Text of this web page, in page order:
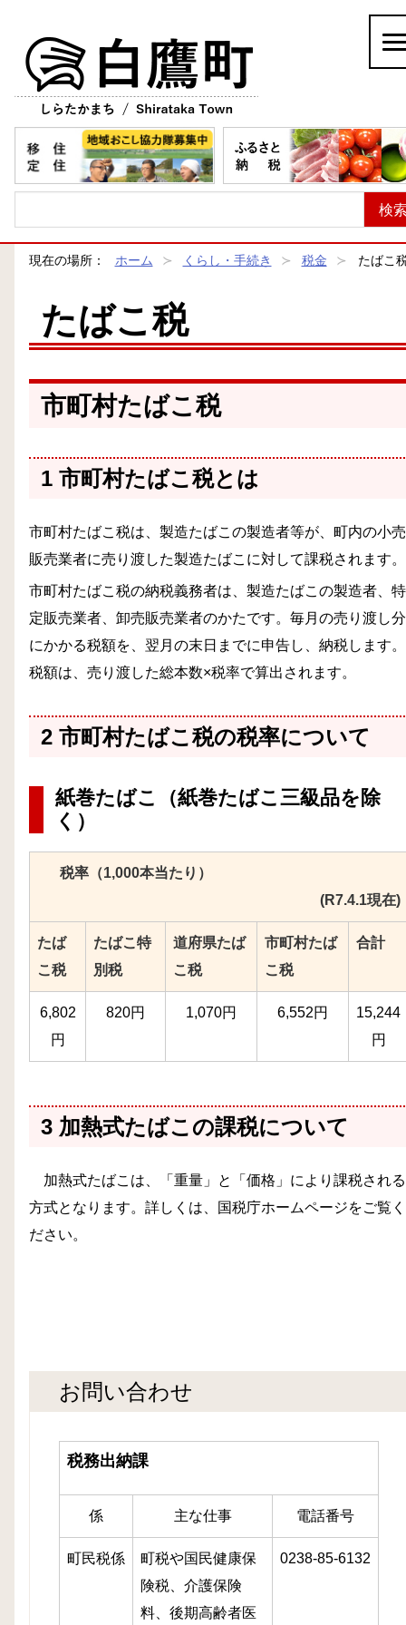
現在の場所： ホーム くらし・手続き 税金 たばこ
たばこ税
市町村たばこ税
1 市町村たばこ税とは
市町村たばこ税は、製造たばこの製造者等が、町内の小売
販売業者に売り渡した製造たばこに対して課税されます。
市町村たばこ税の納税義務者は、製造たばこの製造者、特
定販売業者、卸売販売業者のかたです。毎月の売り渡し分
にかかる税額を、翌月の末日までに申告し、納税します。
税額は、売り渡した総本数×税率で算出されます。
2 市町村たばこ税の税率について
紙巻たばこ（紙巻たばこ三級品を除
く）
税率（1,000本当たり）
(R7.4.1現在)
たば
こ税
たばこ特
別税
道府県たば
こ税
市町村たば
こ税
合計
6,802
円
820円 1,070円 6,552円
15,244
円
3 加熱式たばこの課税について
加熱式たばこは、「重量」と「価格」により課税される
方式となります。詳しくは、国税庁ホームページをご覧く
ださい。
お問い合わせ
税務出納課
係 主な仕事 電話番号
町民税係
町税や国民健康保
険税、介護保険
料、後期高齢者医
0238-85-6132